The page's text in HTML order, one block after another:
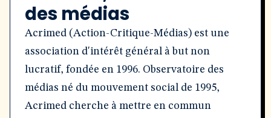
des médias
Acrimed (Action-Critique-Médias) est une
association d'intérêt général à but non
lucratif, fondée en 1996. Observatoire des
médias né du mouvement social de 1995,
Acrimed cherche à mettre en commun